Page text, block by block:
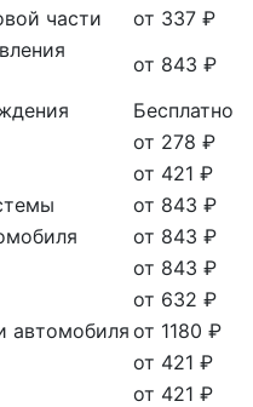
части
от 337 ₽
от 843 ₽
Бесплатно
от 278 ₽
от 421 ₽
от 843 ₽
от 843 ₽
от 843 ₽
от 632 ₽
автомобиля от 1180 ₽
от 421 ₽
от 421 ₽